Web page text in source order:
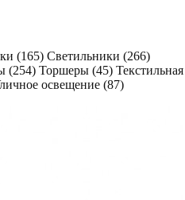
(165) Светильники (266)
(254) Торшеры (45) Текстильная
освещение (87)